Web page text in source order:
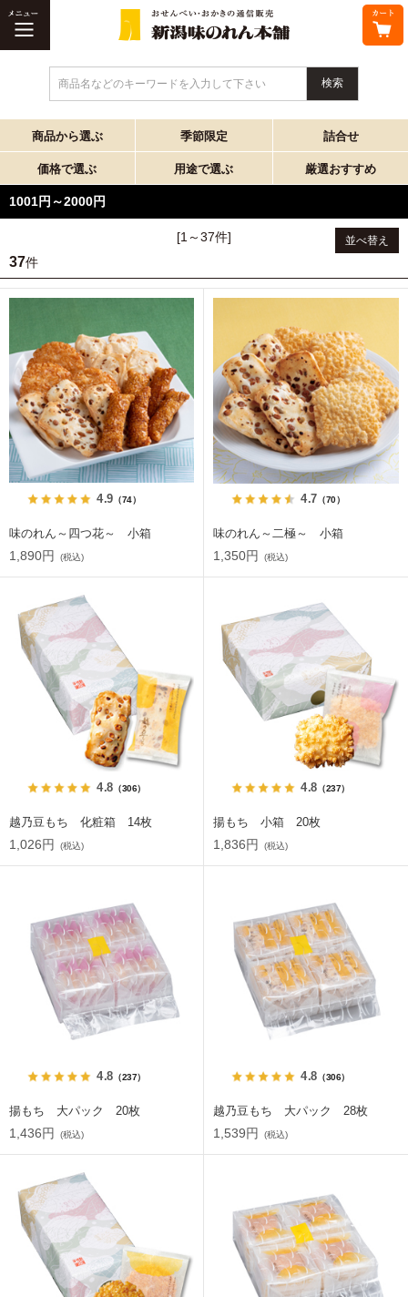
商品名などのキーワードを入力して下さい
商品から選ぶ 季節限定 詰合せ
価格で選ぶ 用途で選ぶ 厳選おすすめ
1001円～2000円
並べ替え
[1～37件]
37件
4.9（74）
味のれん～四つ花～ 小箱
1,890円 (税込)
4.7 （70）
味のれん～二極～ 小箱
1,350円 (税込)
4.8（306）
越乃豆もち 化粧箱 14枚
1,026円 (税込)
4.8 （237）
揚もち 小箱 20枚
1,836円 (税込)
4.8（237）
揚もち 大パック 20枚
1,436円 (税込)
4.8 （306）
越乃豆もち 大パック 28枚
1,539円 (税込)